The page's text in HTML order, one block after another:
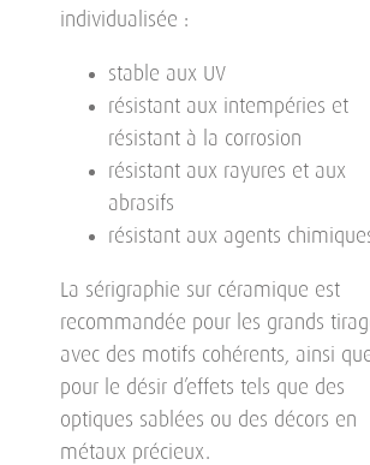
individualisée :
stable aux UV
résistant aux intempéries et
résistant à la corrosion
résistant aux rayures et aux
abrasifs
résistant aux agents
La sérigraphie sur céramique est
recommandée pour les grands
avec des motifs cohérents, ainsi
pour le désir d’effets tels que des
optiques sablées ou des décors en
métaux précieux.